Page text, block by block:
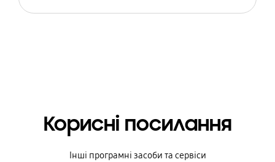
Корисні посилання
Інші програмні засоби та сервіси